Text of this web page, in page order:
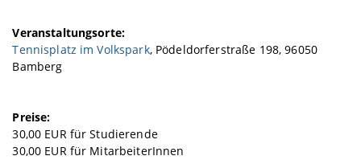
Veranstaltungsorte:
Tennisplatz im Volkspark, Pödeldorferstraße 198, 96050
Bamberg
Preise:
30,00 EUR für Studierende
30,00 EUR für MitarbeiterInnen